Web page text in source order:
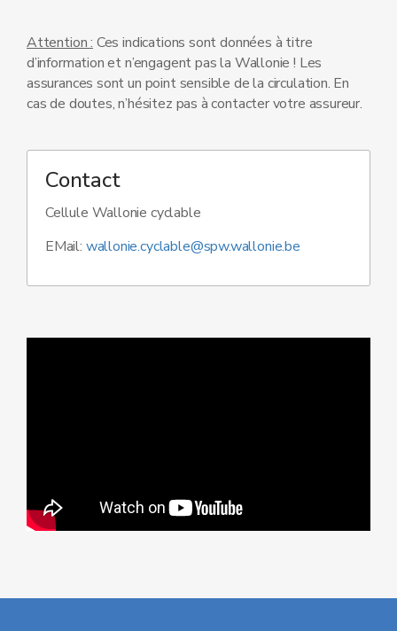
Attention : Ces indications sont données à titre
d’information et n’engagent pas la Wallonie ! Les
assurances sont un point sensible de la circulation. En
cas de doutes, n’hésitez pas à contacter votre assureur.
Contact
Cellule Wallonie cyclable
EMail: wallonie.cyclable@spw.wallonie.be